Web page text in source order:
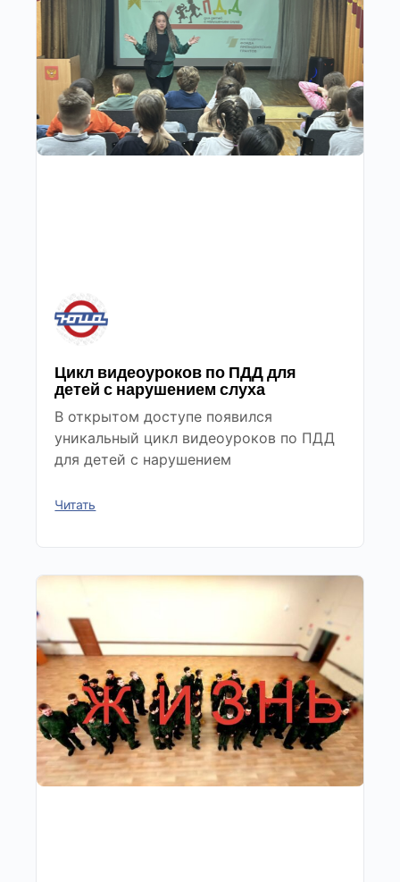
Цикл видеоуроков по ПДД для
детей с нарушением слуха
В открытом доступе появился
уникальный цикл видеоуроков по ПДД
для детей с нарушением
Читать